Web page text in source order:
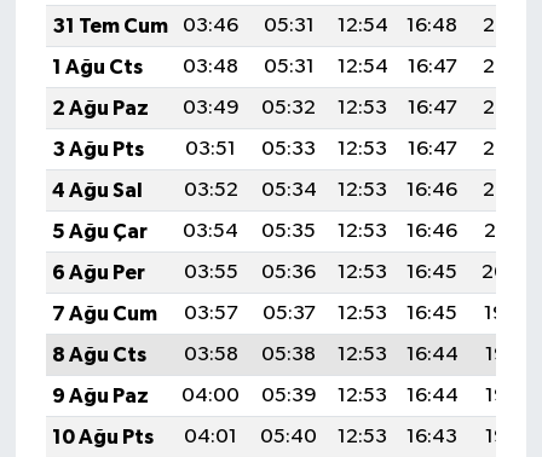
31 Tem Cum
03:46 05:31 12:54 16:48
20:07
1 Ağu Cts
03:48 05:31 12:54 16:47
20:06
2 Ağu Paz
03:49 05:32 12:53 16:47
20:05
3 Ağu Pts
03:51 05:33 12:53 16:47
20:03
4 Ağu Sal
03:52 05:34 12:53 16:46
20:02
5 Ağu Çar
03:54 05:35 12:53 16:46
20:01
6 Ağu Per
03:55 05:36 12:53 16:45
20:00
7 Ağu Cum
03:57 05:37 12:53 16:45
19:59
8 Ağu Cts
03:58 05:38 12:53 16:44
19:58
9 Ağu Paz
04:00 05:39 12:53 16:44
19:56
10 Ağu Pts
04:01 05:40 12:53 16:43
19:55